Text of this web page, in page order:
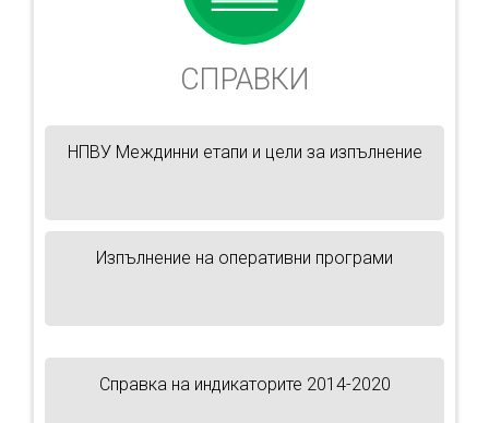
СПРАВКИ
НПВУ Междинни етапи и цели за изпълнение
Изпълнение на оперативни програми
Справка на индикаторите 2014-2020